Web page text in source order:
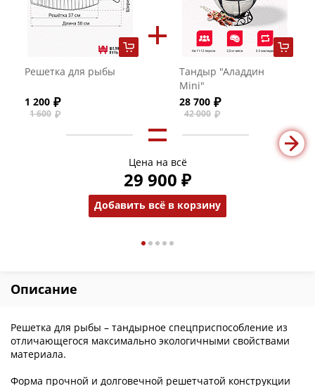
Решетка для рыбы
1 200
1 600
Тандыр "Аладдин
Mini"
28 700
42 000
Цена на всё
29 900 ₽
Добавить всё в корзину
Описание
Решетка для рыбы – тандырное спецприспособление из
отличающегося максимально экологичными свойствами
материала.
Форма прочной и долговечной решетчатой конструкции